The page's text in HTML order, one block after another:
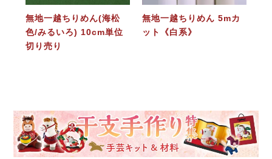
無地一越ちりめん(海松
色/みるいろ) 10cm単位
切り売り
無地一越ちりめん 5mカ
ット《白系》